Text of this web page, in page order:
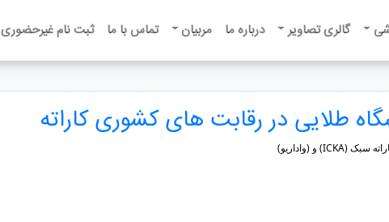
گالری تصاویر درباره ما مربیان تماس با ما ثبت نام غیرحضوری
طلایی در رقابت های کشوری کاراته